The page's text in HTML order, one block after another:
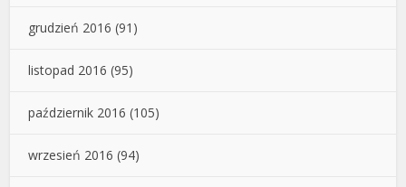
grudzień 2016 (91)
listopad 2016 (95)
październik 2016 (105)
wrzesień 2016 (94)